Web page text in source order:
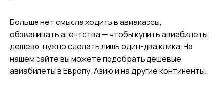
Больше нет смысла ходить в авиакассы,
обзванивать агентства — чтобы купить авиабилеты
дешево, нужно сделать лишь один-два клика. На
нашем сайте вы можете подобрать дешевые
авиабилеты в Европу, Азию и на другие континенты.